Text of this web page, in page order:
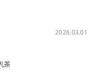
2026.03.01
茶